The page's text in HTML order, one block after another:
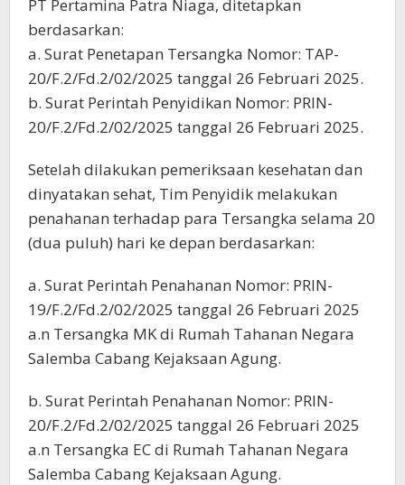
PT Pertamina Patra Niaga, ditetapkan
berdasarkan:
a. Surat Penetapan Tersangka Nomor: TAP-
20/F.2/Fd.2/02/2025 tanggal 26 Februari 2025.
b. Surat Perintah Penyidikan Nomor: PRIN-
20/F.2/Fd.2/02/2025 tanggal 26 Februari 2025.
Setelah dilakukan pemeriksaan kesehatan dan
dinyatakan sehat, Tim Penyidik melakukan
penahanan terhadap para Tersangka selama 20
(dua puluh) hari ke depan berdasarkan:
a. Surat Perintah Penahanan Nomor: PRIN-
19/F.2/Fd.2/02/2025 tanggal 26 Februari 2025
a.n Tersangka MK di Rumah Tahanan Negara
Salemba Cabang Kejaksaan Agung.
b. Surat Perintah Penahanan Nomor: PRIN-
20/F.2/Fd.2/02/2025 tanggal 26 Februari 2025
a.n Tersangka EC di Rumah Tahanan Negara
Salemba Cabang Kejaksaan Agung.